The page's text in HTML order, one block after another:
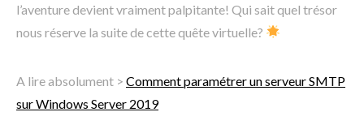
l’aventure devient vraiment palpitante! Qui sait quel trésor
nous réserve la suite de cette quête virtuelle?
A lire absolument > Comment paramétrer un serveur SMTP
sur Windows Server 2019